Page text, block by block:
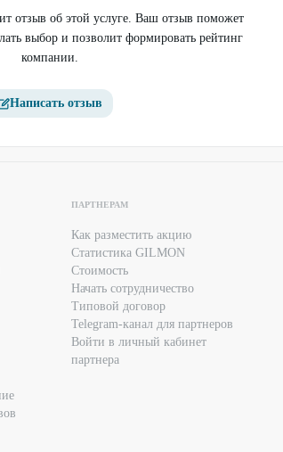
отзыв об этой услуге. Ваш отзыв поможет
выбор и позволит формировать рейтинг
компании.
Написать отзыв
ПАРТНЕРАМ
Как разместить акцию
Статистика GILMON
Стоимость
Начать сотрудничество
Типовой договор
Telegram-канал для партнеров
Войти в личный кабинет
партнера